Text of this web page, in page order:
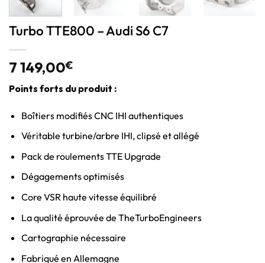
Turbo TTE800 – Audi S6 C7
7 149,00€
Points forts du produit :
Boîtiers modifiés CNC IHI authentiques
Véritable turbine/arbre IHI, clipsé et allégé
Pack de roulements TTE Upgrade
Dégagements optimisés
Core VSR haute vitesse équilibré
La qualité éprouvée de TheTurboEngineers
Cartographie nécessaire
Fabriqué en Allemagne